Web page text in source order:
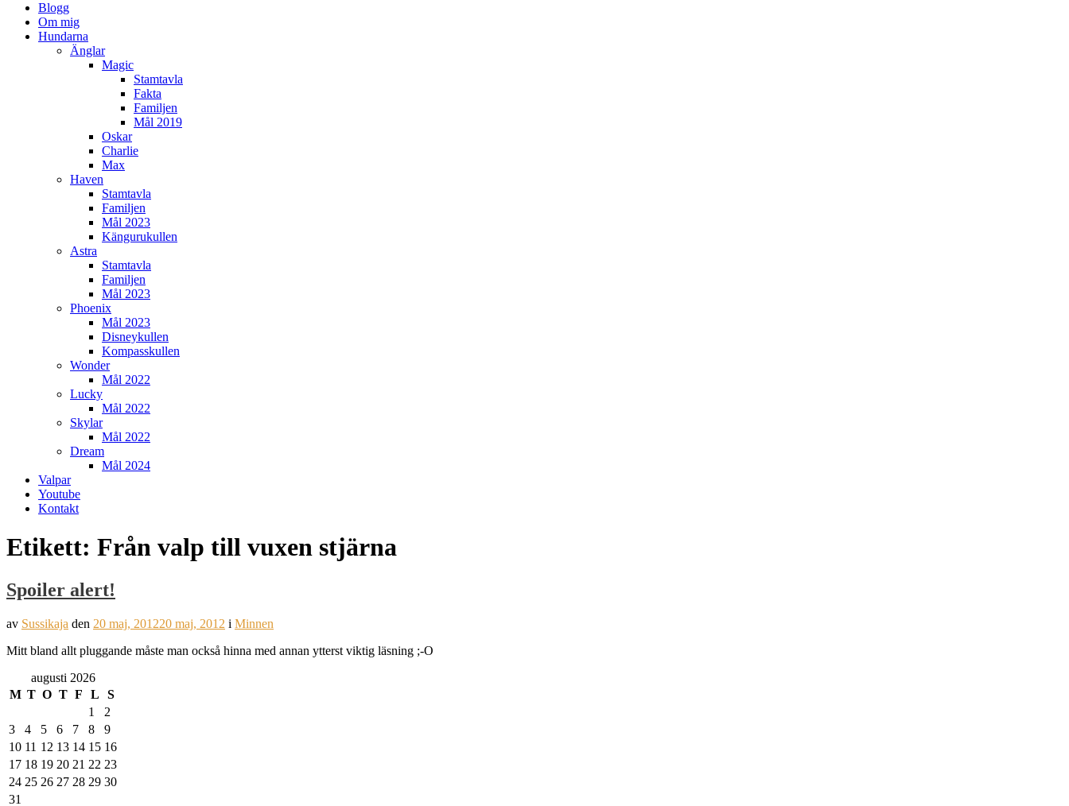
Freestylehundar.se
Blogg
Om mig
Hundarna
Änglar
Magic
Stamtavla
Fakta
Familjen
Mål 2019
Oskar
Charlie
Max
Haven
Stamtavla
Familjen
Mål 2023
Kängurukullen
Astra
Stamtavla
Familjen
Mål 2023
Phoenix
Mål 2023
Disneykullen
Kompasskullen
Wonder
Mål 2022
Lucky
Mål 2022
Skylar
Mål 2022
Dream
Mål 2024
Valpar
Youtube
Kontakt
Etikett: Från valp till vuxen stjärna
Spoiler alert!
av Sussikaja den 20 maj, 201220 maj, 2012 i Minnen
Mitt bland allt pluggande måste man också hinna med annan ytterst viktig läsning ;-O
augusti 2026
M T O T F L
S
1
2
3
4 5 6 7 8
9
10 11 12 13 14 15 16
17 18 19 20 21 22 23
24 25 26 27 28 29 30
31